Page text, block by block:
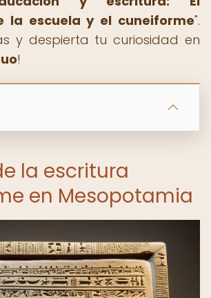
la escuela y el cuneiforme".
y despierta tu curiosidad en
!
la escritura
en Mesopotamia